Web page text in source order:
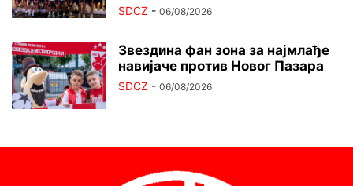
SDCZ - 06/08/2026
Звездина фан зона за најмлађе
навијаче против Новог Пазара
SDCZ - 06/08/2026